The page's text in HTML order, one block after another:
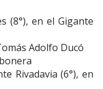
(8°), en el Gigante
Adolfo Ducó
Rivadavia (6°), en